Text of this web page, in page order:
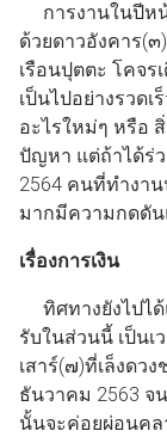
การงานในปีห
ด้วยดาวอังคาร(๓
เรือนปุตตะ โคจร
เป็นไปอย่างรวด
อะไรใหม่ๆ หรือ
ปัญหา แต่ถ้าได้ร่
2564 คนที่ทำงา
มากมีความกดดัน
เรื่องการเงิน
ทิศทางยังไปได้
รับในส่วนนี้ เป็นเ
เสาร์(๗)ที่เล็งดว
ธันวาคม 2563 จ
นั้นจะค่อยผ่อนค